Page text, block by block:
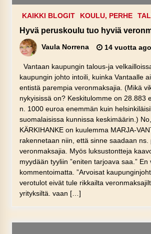
KAIKKI BLOGIT KOULU, PERHE
Hyvä peruskoulu tuo hyviä
Vaula Norrena 14 vuotta ago
Vantaan kaupungin talous-ja
kaupungin johto intoili, kuinka Vantaalle
entistä parempia veronmaksajia. (Mikä
nykyisissä on? Keskitulomme on 28.883
n. 1000 euroa enemmän kuin
suomalaisissa kunnissa keskimäärin.)
KÄRKIHANKE on kuulemma MARJA-
rakennetaan niin, että sinne saadaan ns.
veronmaksajia. Myös luksustontteja
myydään tyyliin ”eniten tarjoava saa.” En
kommentoimatta. ”Arvoisat
verotulot eivät tule rikkailta
yrityksiltä. vaan […]